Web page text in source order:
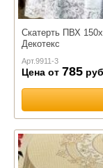
Скатерть ПВХ
Декотекс
Арт.9911-3
Цена от 785